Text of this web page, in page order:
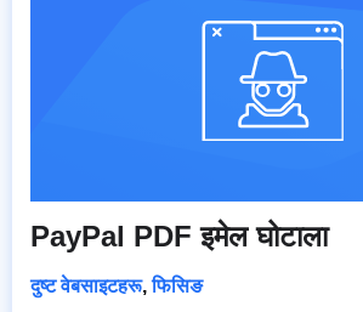
PayPal PDF इमेल घोटाला
दुष्ट वेबसाइटहरू,फिसिङ